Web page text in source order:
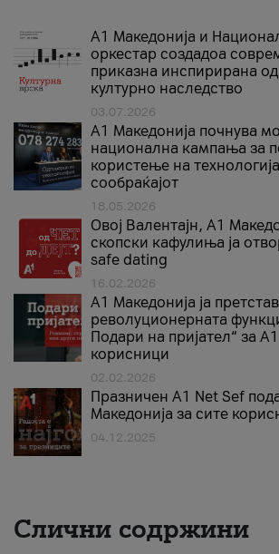
А1 Македонија и
оркестар создадоа
приказна инспирирана
културно наследство
03.07.2026
A1 Македонија почнува
национална кампања за
користење на
сообраќајот
18.05.2026
Овој Валентајн, A1
скопски кафулиња ја
safe dating
16.02.2026
А1 Македонија ја
револуционерната
Подари на пријател“ за
корисници
02.02.2026
Празничен A1 Net Sеf
Македонија за сите
04.12.2025
Слични содржини